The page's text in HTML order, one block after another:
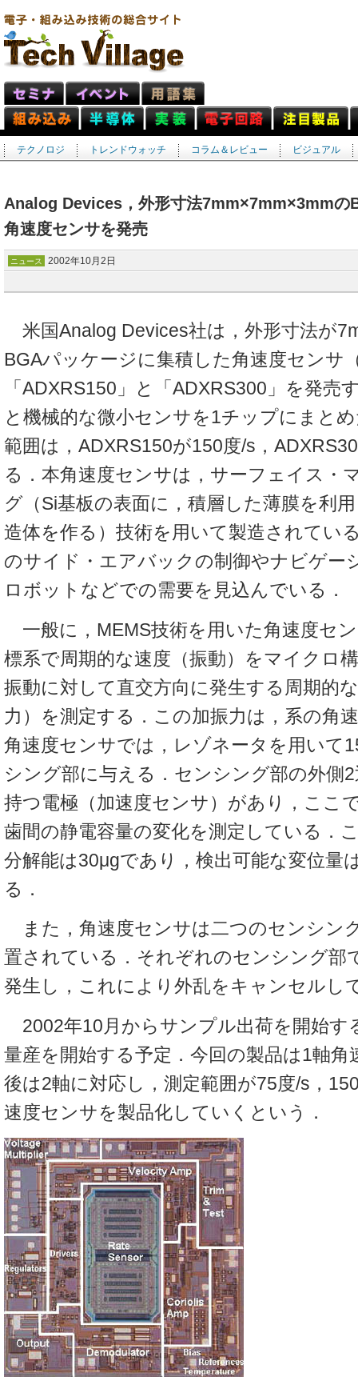
テクノロジ トレンドウォッチ コラム＆レビュー ビジュアル
Analog Devices，外形寸法7mm×7mm×3mmの
角速度センサを発売
ニュース 2002年10月2日
米国Analog Devices社は，外形寸法が
BGAパッケージに集積した角速度センサ
「ADXRS150」と「ADXRS300」を発売
と機械的な微小センサを1チップにまと
範囲は，ADXRS150が150度/s，
る．本角速度センサは，サーフェイス・
グ（Si基板の表面に，積層した薄膜を利
造体を作る）技術を用いて製造されてい
のサイド・エアバックの制御やナビゲー
ロボットなどでの需要を見込んでいる．
一般に，MEMS技術を用いた角速度セ
標系で周期的な速度（振動）をマイクロ
振動に対して直交方向に発生する周期的
力）を測定する．この加振力は，系の角
角速度センサでは，レゾネータを用いて
シング部に与える．センシング部の外側
持つ電極（加速度センサ）があり，ここ
歯間の静電容量の変化を測定している．
分解能は30μgであり，検出可能な変位量
る．
また，角速度センサは二つのセンシン
置されている．それぞれのセンシング部
発生し，これにより外乱をキャンセルし
2002年10月からサンプル出荷を開始す
量産を開始する予定．今回の製品は1軸角
後は2軸に対応し，測定範囲が75度/s，
速度センサを製品化していくという．